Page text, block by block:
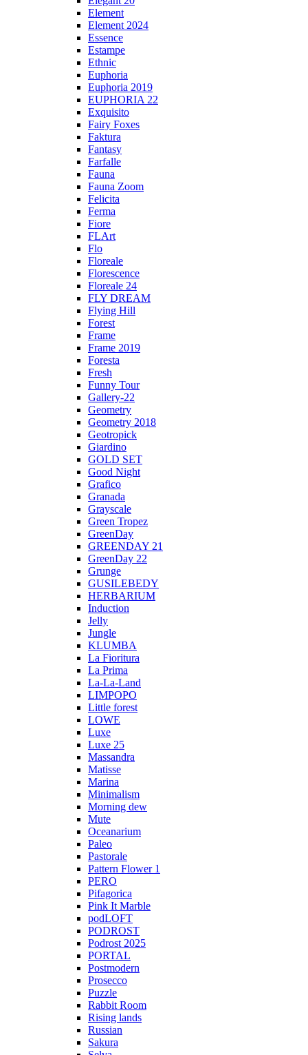
Element
Element 2024
Essence
Estampe
Ethnic
Euphoria
Euphoria 2019
EUPHORIA 22
Exquisito
Fairy Foxes
Faktura
Fantasy
Farfalle
Fauna
Fauna Zoom
Felicita
Ferma
Fiore
FLArt
Flo
Floreale
Florescence
Floreale 24
FLY DREAM
Flying Hill
Forest
Frame
Frame 2019
Foresta
Fresh
Funny Tour
Gallery-22
Geometry
Geometry 2018
Geotropick
Giardino
GOLD SET
Good Night
Grafico
Granada
Grayscale
Green Tropez
GreenDay
GREENDAY 21
GreenDay 22
Grunge
GUSILEBEDY
HERBARIUM
Induction
Jelly
Jungle
KLUMBA
La Fioritura
La Prima
La-La-Land
LIMPOPO
Little forest
LOWE
Luxe
Luxe 25
Massandra
Matisse
Marina
Minimalism
Morning dew
Mute
Oceanarium
Paleo
Pastorale
Pattern Flower 1
PERO
Pifagorica
Pink It Marble
podLOFT
PODROST
Podrost 2025
PORTAL
Postmodern
Prosecco
Puzzle
Rabbit Room
Rising lands
Russian
Sakura